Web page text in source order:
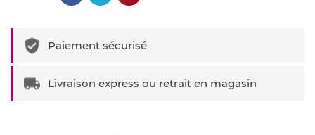
Paiement sécurisé
Livraison express ou retrait en magasin